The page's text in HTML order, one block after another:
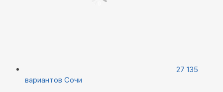
27 135
вариантов Сочи